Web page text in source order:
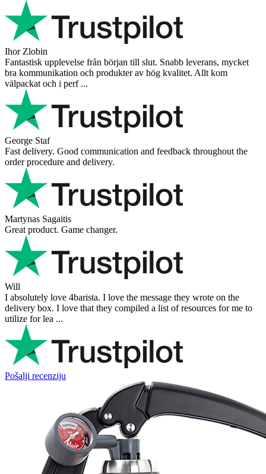
Ihor Zlobin
Fantastisk upplevelse från början till slut. Snabb leverans, mycket
bra kommunikation och produkter av hög kvalitet. Allt kom
välpackat och i perf ...
George Staf
Fast delivery. Good communication and feedback throughout the
order procedure and delivery.
Martynas Sagaitis
Great product. Game changer.
Will
I absolutely love 4barista. I love the message they wrote on the
delivery box. I love that they compiled a list of resources for me to
utilize for lea ...
Pošalji recenziju